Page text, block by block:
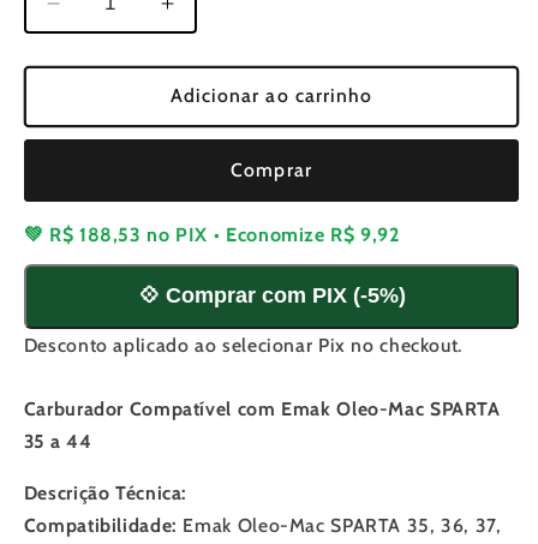
Diminuir
a
quantidade
Carburador
Compatível
Emak
Oleo-
Mac
a
44
Aumentar
a
quantidade
de
Carburador
Compatível
Emak
Oleo-
35
a
44
Adicionar ao carrinho
Comprar
💚 R$ 188,53 no PIX • Economize R$ 9,92
💠 Comprar com PIX (-5%)
Desconto aplicado ao selecionar Pix no checkout.
Carburador Compatível com Emak Oleo-Mac SPARTA
35 a 44
Descrição Técnica:
Compatibilidade: Emak Oleo-Mac SPARTA 35, 36, 37,